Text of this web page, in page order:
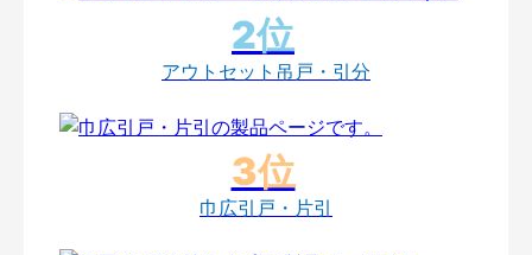
アウトセット吊戸・引分
巾広引戸・片引